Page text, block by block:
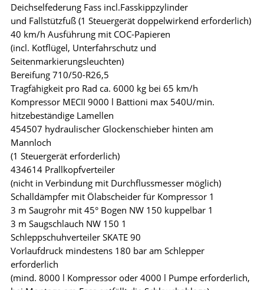
Deichselfederung Fass incl.Fasskippzylinder
und Fallstützfuß (1 Steuergerät doppelwirkend erforderlich)
40 km/h Ausführung mit COC-Papieren
(incl. Kotflügel, Unterfahrschutz und
Seitenmarkierungsleuchten)
Bereifung 710/50-R26,5
Tragfähigkeit pro Rad ca. 6000 kg bei 65 km/h
Kompressor MECII 9000 l Battioni max 540U/min.
hitzebeständige Lamellen
454507 hydraulischer Glockenschieber hinten am
Mannloch
(1 Steuergerät erforderlich)
434614 Prallkopfverteiler
(nicht in Verbindung mit Durchflussmesser möglich)
Schalldämpfer mit Ölabscheider für Kompressor 1
3 m Saugrohr mit 45° Bogen NW 150 kuppelbar 1
3 m Saugschlauch NW 150 1
Schleppschuhverteiler SKATE 90
Vorlaufdruck mindestens 180 bar am Schlepper
erforderlich
(mind. 8000 l Kompressor oder 4000 l Pumpe erforderlich,